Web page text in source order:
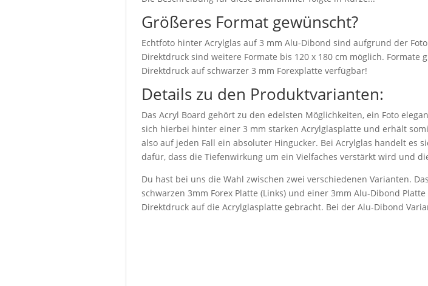
Größeres Format gewünscht?
Echtfoto hinter Acrylglas auf 3 mm Alu-Dibond sind aufgrund der
Direktdruck sind weitere Formate bis 120 x 180 cm möglich. Formate
Direktdruck auf schwarzer 3 mm Forexplatte verfügbar!
Details zu den Produktvarianten:
Das Acryl Board gehört zu den edelsten Möglichkeiten, ein Foto
sich hierbei hinter einer 3 mm starken Acrylglasplatte und erhält
also auf jeden Fall ein absoluter Hingucker. Bei Acrylglas handelt
dafür, dass die Tiefenwirkung um ein Vielfaches verstärkt wird und
Du hast bei uns die Wahl zwischen zwei verschiedenen Varianten.
schwarzen 3mm Forex Platte (Links) und einer 3mm Alu-Dibond
Direktdruck auf die Acrylglasplatte gebracht. Bei der Alu-Dibond